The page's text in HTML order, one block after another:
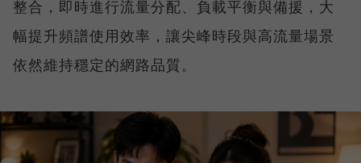
整合，即時進行流量分配、負載平衡與備援，大
幅提升頻譜使用效率，讓尖峰時段與高流量場景
依然維持穩定的網路品質。